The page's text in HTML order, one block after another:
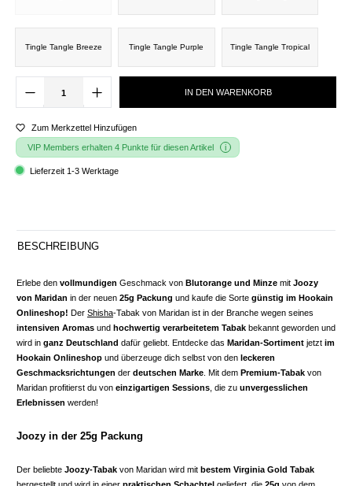
Tingle Tangle Breeze Tingle Tangle Purple Tingle Tangle Tropical
IN DEN WARENKORB
Zum Merkzettel Hinzufügen
VIP Members erhalten 4 Punkte für diesen Artikel
Lieferzeit 1-3 Werktage
BESCHREIBUNG
Erlebe den vollmundigen Geschmack von Blutorange und Minze mit Joozy
von Maridan in der neuen 25g Packung und kaufe die Sorte günstig im Hookain
Onlineshop! Der Shisha-Tabak von Maridan ist in der Branche wegen seines
intensiven Aromas und hochwertig verarbeitetem Tabak bekannt geworden und
wird in ganz Deutschland dafür geliebt. Entdecke das Maridan-Sortiment jetzt im
Hookain Onlineshop und überzeuge dich selbst von den leckeren
Geschmacksrichtungen der deutschen Marke . Mit dem Premium-Tabak von
Maridan profitierst du von einzigartigen Sessions , die zu unvergesslichen
Erlebnissen werden!
Joozy in der 25g Packung
Der beliebte Joozy-Tabak von Maridan wird mit bestem Virginia Gold Tabak